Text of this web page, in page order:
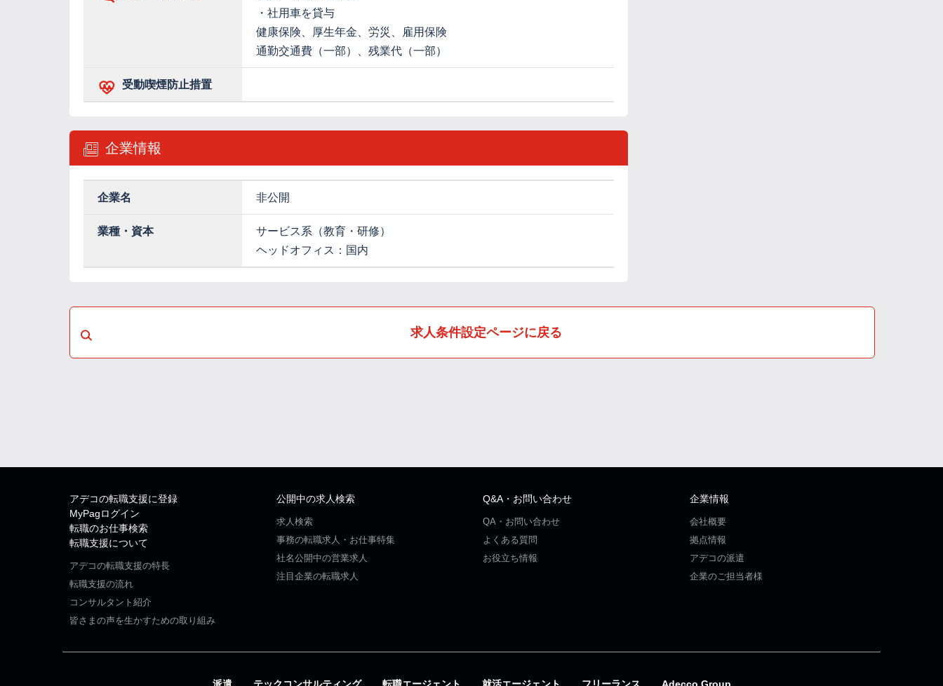
・社用車を貸与
健康保険、厚生年金、労災、雇用保険
通勤交通費（一部）、残業代（一部）
受動喫煙防止措置
企業情報
企業名 非公開
業種・資本
サービス系（教育・研修）
ヘッドオフィス：国内
求人条件設定ページに戻る
アデコの転職支援に登録
MyPagログイン
転職のお仕事検索
転職支援について
アデコの転職支援の特長
転職支援の流れ
コンサルタント紹介
皆さまの声を生かすための取り組み
公開中の求人検索
求人検索
事務の転職求人・お仕事特集
社名公開中の営業求人
注目企業の転職求人
Q&A・お問い合わせ
QA・お問い合わせ
よくある質問
お役立ち情報
企業情報
会社概要
拠点情報
アデコの派遣
企業のご担当者様